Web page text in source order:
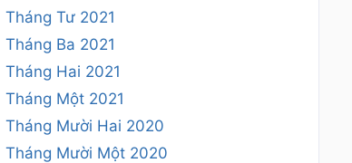
Tháng Tư 2021
Tháng Ba 2021
Tháng Hai 2021
Tháng Một 2021
Tháng Mười Hai 2020
Tháng Mười Một 2020